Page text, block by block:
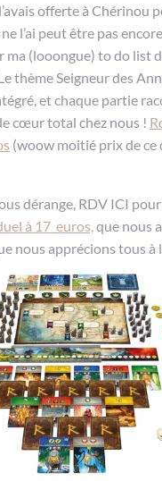
offerte à Chérinou
l’ai peut être pas
ma (looongue) to do list
thème Seigneur des
et chaque partie
cœur total chez nous !
(woow moitié prix de ce
dérange, RDV ICI
à 17 euros, que nous
nous apprécions tous à